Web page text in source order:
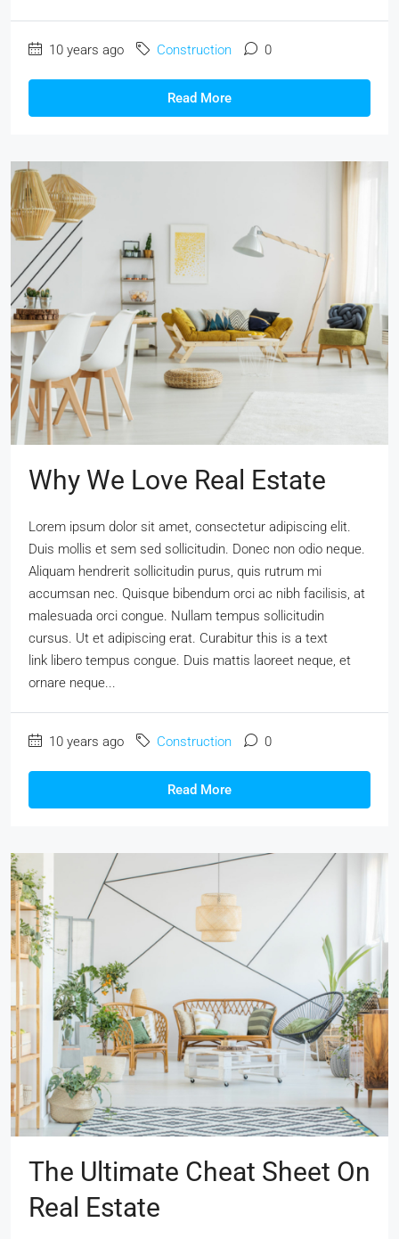
10 years ago Construction 0
Read More
Why We Love Real Estate
Lorem ipsum dolor sit amet, consectetur adipiscing elit.
Duis mollis et sem sed sollicitudin. Donec non odio neque.
Aliquam hendrerit sollicitudin purus, quis rutrum mi
accumsan nec. Quisque bibendum orci ac nibh facilisis, at
malesuada orci congue. Nullam tempus sollicitudin
cursus. Ut et adipiscing erat. Curabitur this is a text
link libero tempus congue. Duis mattis laoreet neque, et
ornare neque...
10 years ago Construction 0
Read More
The Ultimate Cheat Sheet On
Real Estate